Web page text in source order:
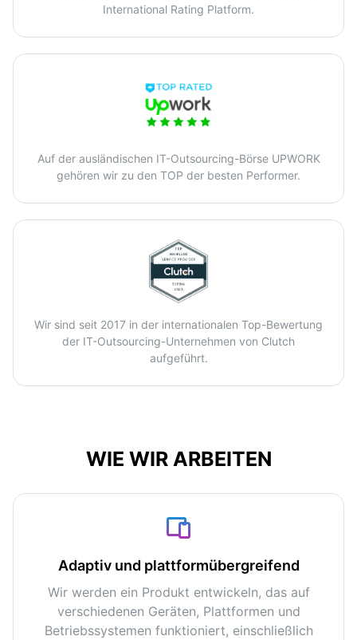
International Rating Platform.
Auf der ausländischen IT-Outsourcing-Börse UPWORK
gehören wir zu den TOP der besten Performer.
Wir sind seit 2017 in der internationalen Top-Bewertung
der IT-Outsourcing-Unternehmen von Clutch
aufgeführt.
WIE WIR ARBEITEN
Adaptiv und plattformübergreifend
Wir werden ein Produkt entwickeln, das auf
verschiedenen Geräten, Plattformen und
Betriebssystemen funktioniert, einschließlich